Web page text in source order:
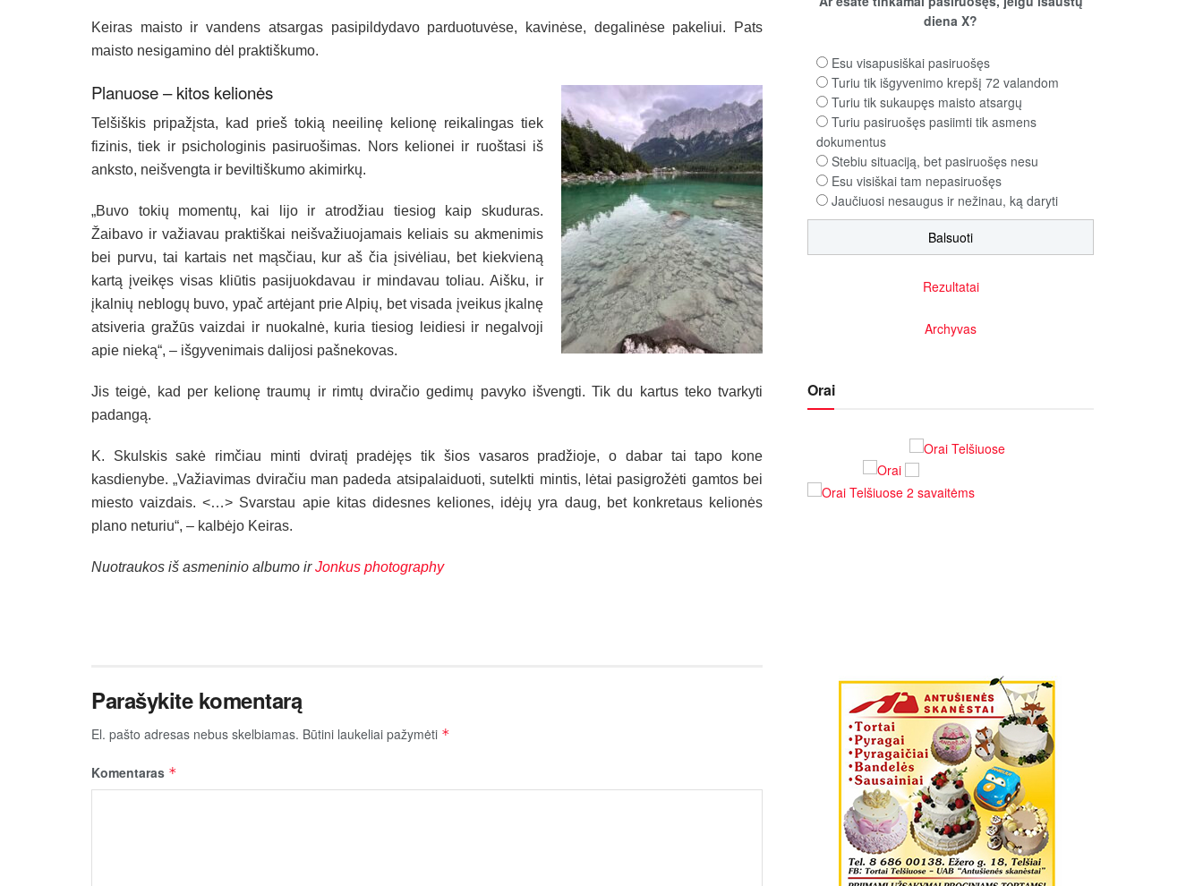
Keiras maisto ir vandens atsargas pasipildydavo parduotuvėse, kavinėse, degalinėse pakeliui. Pats
maisto nesigamino dėl praktiškumo.
Planuose – kitos kelionės
Telšiškis pripažįsta, kad prieš tokią neeilinę kelionę reikalingas tiek
fizinis, tiek ir psichologinis pasiruošimas. Nors kelionei ir ruoštasi iš
anksto, neišvengta ir beviltiškumo akimirkų.
„Buvo tokių momentų, kai lijo ir atrodžiau tiesiog kaip skuduras.
Žaibavo ir važiavau praktiškai neišvažiuojamais keliais su akmenimis
bei purvu, tai kartais net mąsčiau, kur aš čia įsivėliau, bet kiekvieną
kartą įveikęs visas kliūtis pasijuokdavau ir mindavau toliau. Aišku, ir
įkalnių neblogų buvo, ypač artėjant prie Alpių, bet visada įveikus įkalnę
atsiveria gražūs vaizdai ir nuokalnė, kuria tiesiog leidiesi ir negalvoji
apie nieką“, – išgyvenimais dalijosi pašnekovas.
Jis teigė, kad per kelionę traumų ir rimtų dviračio gedimų pavyko išvengti. Tik du kartus teko tvarkyti
padangą.
K. Skulskis sakė rimčiau minti dviratį pradėjęs tik šios vasaros pradžioje, o dabar tai tapo kone
kasdienybe. „Važiavimas dviračiu man padeda atsipalaiduoti, sutelkti mintis, lėtai pasigrožėti gamtos bei
miesto vaizdais. <…> Svarstau apie kitas didesnes keliones, idėjų yra daug, bet konkretaus kelionės
plano neturiu“, – kalbėjo Keiras.
Nuotraukos iš asmeninio albumo irJonkus photography
Parašykite komentarą
El. pašto adresas nebus skelbiamas. Būtini laukeliai pažymėti *
Komentaras *
diena X?
Esu visapusiškai pasiruošęs
Turiu tik išgyvenimo krepšį 72 valandom
Turiu tik sukaupęs maisto atsargų
Turiu pasiruošęs pasiimti tik asmens
dokumentus
Stebiu situaciją, bet pasiruošęs nesu
Esu visiškai tam nepasiruošęs
Jaučiuosi nesaugus ir nežinau, ką daryti
Rezultatai
Archyvas
Orai